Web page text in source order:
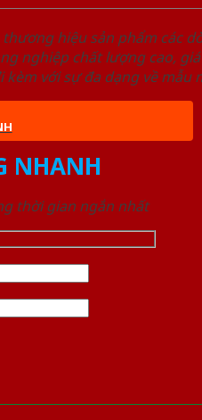
thương hiệu sản phẩm các
nghiệp chất lượng cao,
với sự đa dạng về mẫu
NHANH
thời gian ngắn nhất